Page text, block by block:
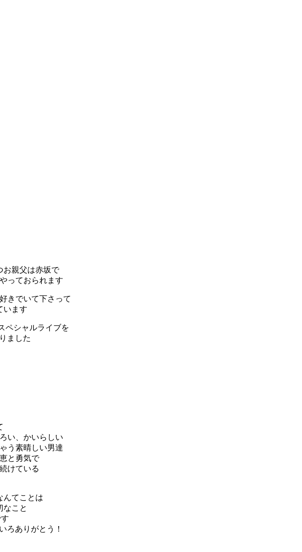
お親父は赤坂で
っておられます
きでいて下さって
います
ペシャルライブを
ました
い、かいらしい
う素晴しい男達
と勇気で
けている
んてことは
なこと
ろありがとう！